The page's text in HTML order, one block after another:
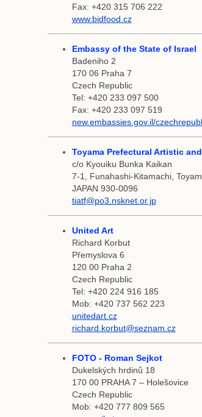
Fax: +420 315 706 222
www.bidfood.cz
Embassy of the State of Israel
Badeniho 2
170 06 Praha 7
Czech Republic
Tel: +420 233 097 500
Fax: +420 233 097 519
new.embassies.gov.il/
Toyama Prefectural Artistic
c/o Kyouiku Bunka Kaikan
7-1, Funahashi-Kitamachi,
JAPAN 930-0096
tiatf@po3.nsknet.or.jp
United Art
Richard Korbut
Přemyslova 6
120 00 Praha 2
Czech Republic
Tel: +420 224 916 185
Mob: +420 737 562 223
unitedart.cz
richard.korbut@seznam.cz
FOTO - Roman Sejkot
Dukelských hrdinů 18
170 00 PRAHA 7 – Holešovice
Czech Republic
Mob: +420 777 809 565